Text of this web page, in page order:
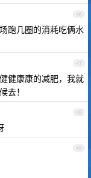
46
跑几圈的消耗吃俩水
47
健康康的减肥，我就
去！
48
49